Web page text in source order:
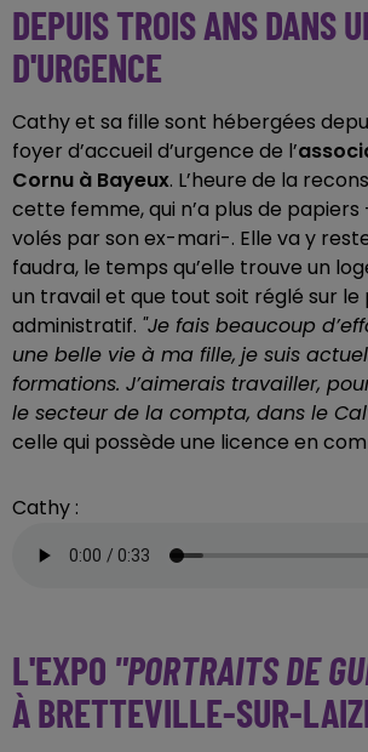
DEPUIS TROIS ANS DANS
D'URGENCE
Cathy et sa fille sont hébergées
foyer d’accueil d’urgence de l’
Cornu à Bayeux. L’heure de la
cette femme, qui n’a plus de
volés par son ex-mari-. Elle va y
faudra, le temps qu’elle trouve un
un travail et que tout soit réglé sur le
administratif. "Je fais beaucoup
une belle vie à ma fille, je suis
formations. J’aimerais travailler,
le secteur de la compta, dans le
celle qui possède une licence en
Cathy :
L'EXPO "PORTRAITS DE
À BRETTEVILLE-SUR-